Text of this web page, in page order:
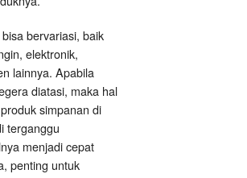
bervariasi, baik
elektronik,
lainnya. Apabila
diatasi, maka hal
simpanan di
terganggu
menjadi cepat
penting untuk